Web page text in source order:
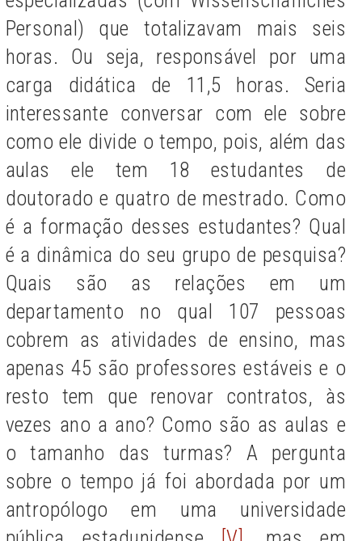
Personal) que totalizavam mais seis
horas. Ou seja, responsável por uma
carga didática de 11,5 horas. Seria
interessante conversar com ele sobre
como ele divide o tempo, pois, além das
aulas ele tem 18 estudantes de
doutorado e quatro de mestrado. Como
é a formação desses estudantes? Qual
é a dinâmica do seu grupo de pesquisa?
Quais são as relações em um
departamento no qual 107 pessoas
cobrem as atividades de ensino, mas
apenas 45 são professores estáveis e o
resto tem que renovar contratos, às
vezes ano a ano? Como são as aulas e
o tamanho das turmas? A pergunta
sobre o tempo já foi abordada por um
antropólogo em uma universidade